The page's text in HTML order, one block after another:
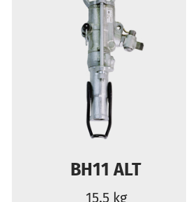
BH11 ALT
15.5 kg